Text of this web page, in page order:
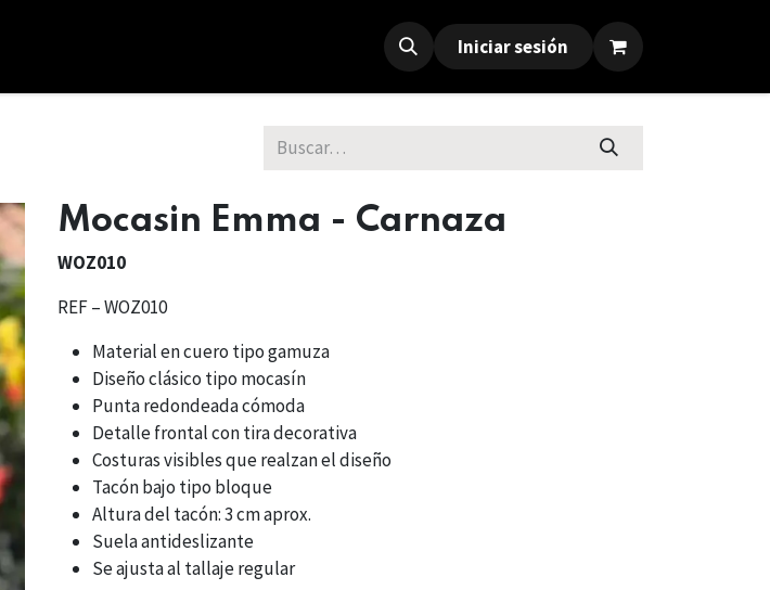
Iniciar sesión
Mocasin Emma - Carnaza
WOZ010
REF – WOZ010
Material en cuero tipo gamuza
Diseño clásico tipo mocasín
Punta redondeada cómoda
Detalle frontal con tira decorativa
Costuras visibles que realzan el diseño
Tacón bajo tipo bloque
Altura del tacón: 3 cm aprox.
Suela antideslizante
Se ajusta al tallaje regular